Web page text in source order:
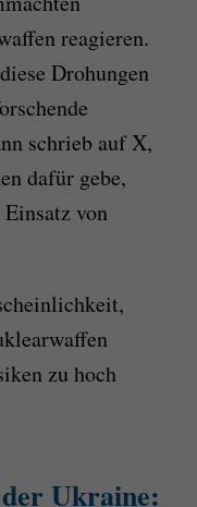
reagieren.
Drohungen
schrieb auf X,
dafür gebe,
von
zu hoch
Ukraine: